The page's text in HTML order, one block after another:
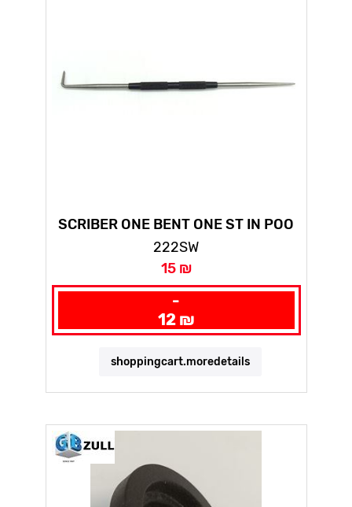
SCRIBER ONE BENT ONE ST IN POO
222SW
15 ₪
-
12 ₪
shoppingcart.moredetails